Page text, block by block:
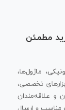
مطمئن
ماژول‌ها،
تخصصی،
و علاقه‌مندان
مناسب و ارسال